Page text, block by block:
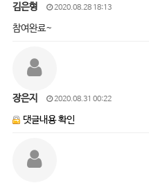
김은형 2020.08.28 18:13
참여완료~
장은지 2020.08.31 00:22
댓글내용 확인